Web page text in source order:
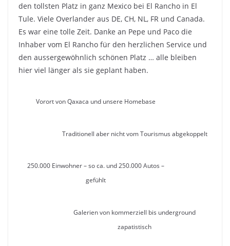
den tollsten Platz in ganz Mexico bei El Rancho in El
Tule. Viele Overlander aus DE, CH, NL, FR und Canada.
Es war eine tolle Zeit. Danke an Pepe und Paco die
Inhaber vom El Rancho für den herzlichen Service und
den aussergewöhnlich schönen Platz … alle bleiben
hier viel länger als sie geplant haben.
Vorort von Qaxaca und unsere Homebase
Traditionell aber nicht vom Tourismus abgekoppelt
250.000 Einwohner – so ca. und 250.000 Autos –
gefühlt
Galerien von kommerziell bis underground
zapatistisch